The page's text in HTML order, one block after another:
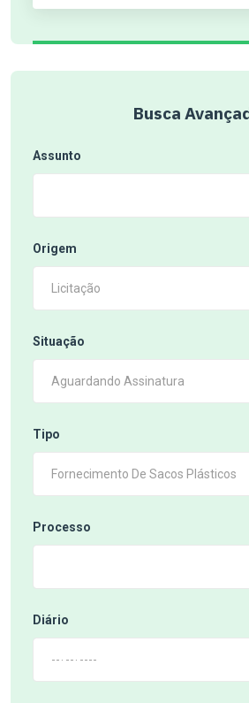
Busca
Assunto
Origem
Licitação
Situação
Aguardando Assinatura
Tipo
Fornecimento De Sacos Plásticos
Processo
Diário